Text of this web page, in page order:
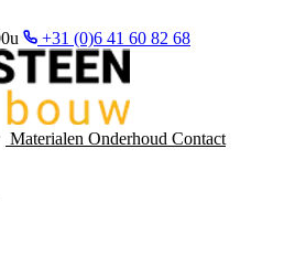
+31 (0)6 41 60 82 68
Materialen Onderhoud Contact